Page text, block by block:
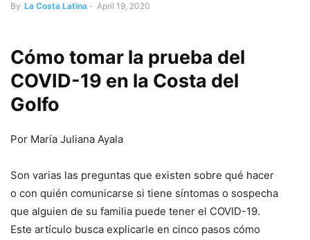
By La Costa Latina - April 19, 2020
Cómo tomar la prueba del
COVID-19 en la Costa del
Golfo
Por María Juliana Ayala
Son varias las preguntas que existen sobre qué hacer
o con quién comunicarse si tiene síntomas o sospecha
que alguien de su familia puede tener el COVID-19.
Este artículo busca explicarle en cinco pasos cómo